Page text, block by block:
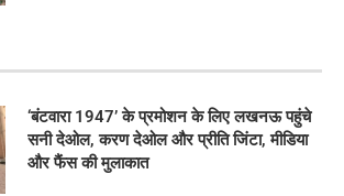
‘बंटवारा 1947’ के प्रमोशन के लिए लखनऊ पहुंचे
सनी देओल, करण देओल और प्रीति जिंटा, मीडिया
और फैंस की मुलाकात